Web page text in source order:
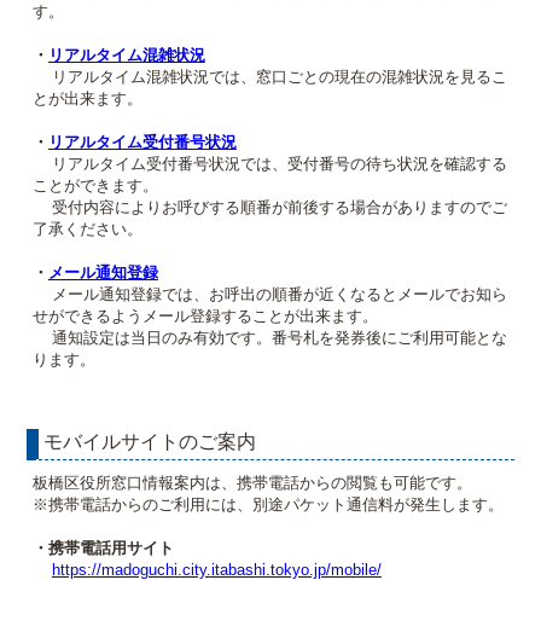
す。
・ リアルタイム混雑状況
リアルタイム混雑状況では、窓口ごとの現在の混雑状況を見るこ
とが出来ます。
・ リアルタイム受付番号状況
リアルタイム受付番号状況では、受付番号の待ち状況を確認する
ことができます。
受付内容によりお呼びする順番が前後する場合がありますのでご
了承ください。
・ メール通知登録
メール通知登録では、お呼出の順番が近くなるとメールでお知ら
せができるようメール登録することが出来ます。
通知設定は当日のみ有効です。番号札を発券後にご利用可能とな
ります。
モバイルサイトのご案内
板橋区役所窓口情報案内は、携帯電話からの閲覧も可能です。
※携帯電話からのご利用には、別途パケット通信料が発生します。
・携帯電話用サイト
https://madoguchi.city.itabashi.tokyo.jp/mobile/